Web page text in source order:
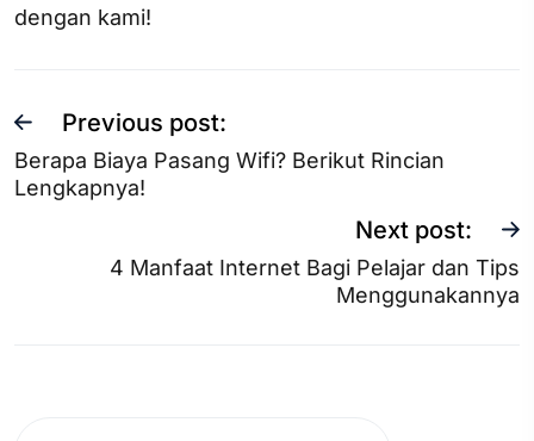
dengan kami!
Previous post:
Berapa Biaya Pasang Wifi? Berikut Rincian
Lengkapnya!
Next post:
4 Manfaat Internet Bagi Pelajar dan Tips
Menggunakannya